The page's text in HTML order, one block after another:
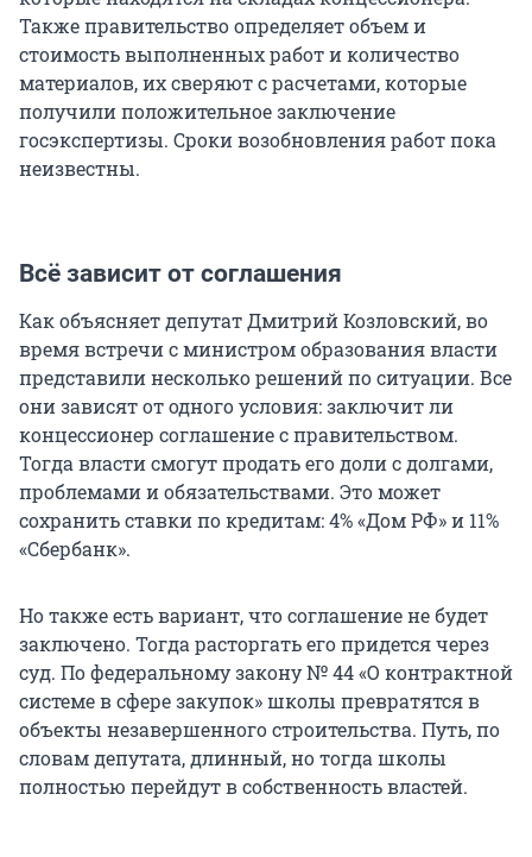
Также правительство определяет объем и
стоимость выполненных работ и количество
материалов, их сверяют с расчетами, которые
получили положительное заключение
госэкспертизы. Сроки возобновления работ пока
неизвестны.
Всё зависит от соглашения
Как объясняет депутат Дмитрий Козловский, во
время встречи с министром образования власти
представили несколько решений по ситуации. Все
они зависят от одного условия: заключит ли
концессионер соглашение с правительством.
Тогда власти смогут продать его доли с долгами,
проблемами и обязательствами. Это может
сохранить ставки по кредитам: 4% «Дом РФ» и 11%
«Сбербанк».
Но также есть вариант, что соглашение не будет
заключено. Тогда расторгать его придется через
суд. По федеральному закону № 44 «О контрактной
системе в сфере закупок» школы превратятся в
объекты незавершенного строительства. Путь, по
словам депутата, длинный, но тогда школы
полностью перейдут в собственность властей.